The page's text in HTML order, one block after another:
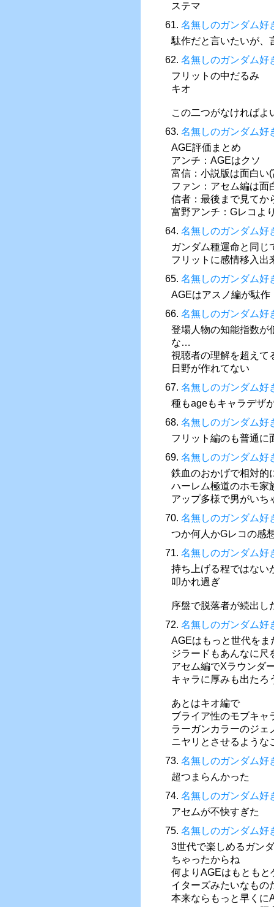
ステマ
61. 名無しのガンダム好
駄作だと言いたいが、
62. 名無しのガンダム好
フリットの中だるみ
キオ
この二つがなければよ
63. 名無しのガンダム好
AGE評価まとめ
アンチ：AGEはクソ
富信：小説版は面白い
ファン：アセム編は面
信者：最後まで見てか
富野アンチ：Gレコよ
64. 名無しのガンダム好
ガンダム種運命と同じ
フリットに感情移入出
65. 名無しのガンダム好
AGEはアスノ編が駄作
66. 名無しのガンダム好
登場人物の知能指数が
な…
視聴者の理解を超えて
日野が作れてない
67. 名無しのガンダム好
種もageもキャラデザ
68. 名無しのガンダム好
フリット編のも普通に
69. 名無しのガンダム好
鉄血のおかげで相対的
ハーレム極道のホモ家
アップ多様で男がいち
70. 名無しのガンダム好
つか何人かGレコの感
71. 名無しのガンダム好
持ち上げる程ではない
叩かれ過ぎ
序盤で脱落者が続出し
72. 名無しのガンダム好
AGEはもっと世代を
ジラードもあんなに尺
アセム編でXラウンダ
キャラに厚みも出たろ
あとはキオ編で
ブライア性のモブキャ
ラーガンカラーのジェ
ニヤリとさせるような
73. 名無しのガンダム好
超つまらんかった
74. 名無しのガンダム好
アセムが不快すぎた
75. 名無しのガンダム好
3世代で楽しめるガン
ちゃったからね
何よりAGEはもとも
イターズみたいなもの
本来ならもっと早くに